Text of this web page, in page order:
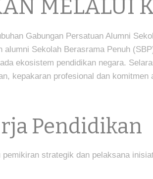
MELALUI
Gabungan Persatuan Alumni
Sekolah Berasrama Penuh
ekosistem pendidikan negara.
kepakaran profesional dan
Pendidikan
strategik dan pelaksana